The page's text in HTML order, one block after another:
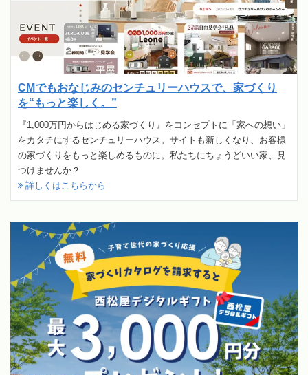
CMでもおなじみのセンチュリーハウスで、家づくり
を“もっと楽しく。”
『1,000万円からはじめる家づくり』をコンセプトに「家への想い」
をカタチにするセンチュリーハウス。サイトも新しくなり、お客様
の家づくりをもっと楽しめるものに。私たちにちょうどいい家、見
つけませんか？
詳しくはこちらから